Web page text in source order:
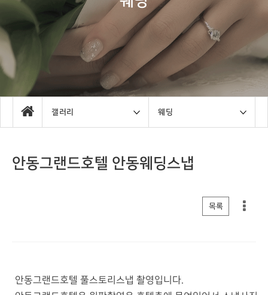
갤러리 웨딩
안동그랜드호텔 안동웨딩스냅
목록
안동그랜드호텔 풀스토리스냅 촬영입니다.